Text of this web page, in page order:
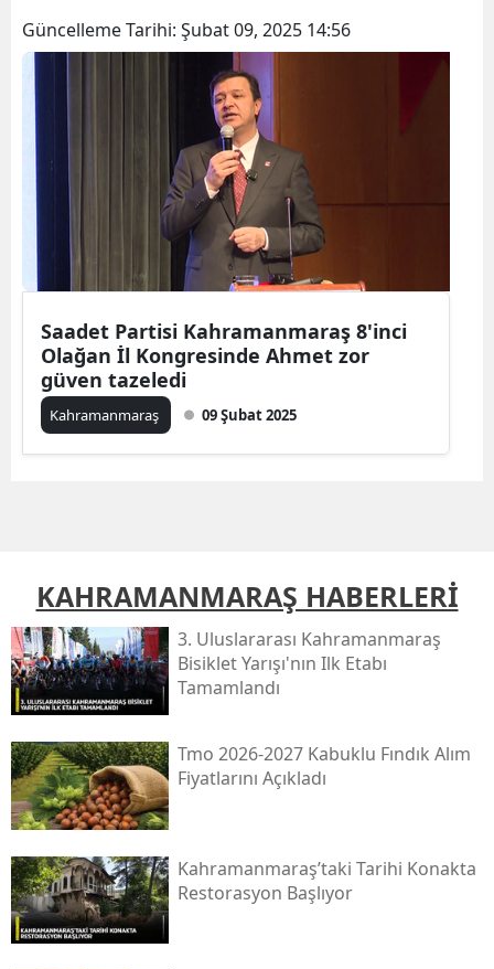
Güncelleme Tarihi: Şubat 09, 2025 14:56
Saadet Partisi Kahramanmaraş 8'inci
Olağan İl Kongresinde Ahmet zor
güven tazeledi
Kahramanmaraş 09 Şubat 2025
KAHRAMANMARAŞ HABERLERİ
3. Uluslararası Kahramanmaraş
Bisiklet Yarışı'nın Ilk Etabı
Tamamlandı
Tmo 2026-2027 Kabuklu Fındık Alım
Fiyatlarını Açıkladı
Kahramanmaraş’taki Tarihi Konakta
Restorasyon Başlıyor